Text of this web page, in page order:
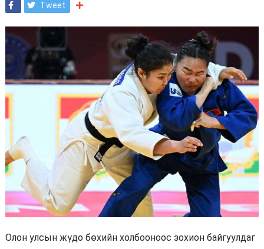
Tweet
Олон улсын жүдо бөхийн холбооноос зохион байгуулдаг